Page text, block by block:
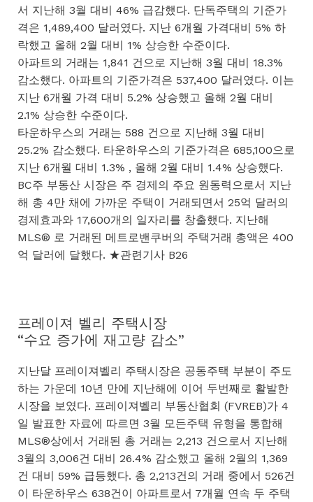
서 지난해 3월 대비 46% 급감했다. 단독주택의 기준가
격은 1,489,400 달러였다. 지난 6개월 가격대비 5% 하
락했고 올해 2월 대비 1% 상승한 수준이다.
아파트의 거래는 1,841 건으로 지난해 3월 대비 18.3%
감소했다. 아파트의 기준가격은 537,400 달러였다. 이는
지난 6개월 가격 대비 5.2% 상승했고 올해 2월 대비
2.1% 상승한 수준이다.
타운하우스의 거래는 588 건으로 지난해 3월 대비
25.2% 감소했다. 타운하우스의 기준가격은 685,100으로
지난 6개월 대비 1.3% , 올해 2월 대비 1.4% 상승했다.
BC주 부동산 시장은 주 경제의 주요 원동력으로서 지난
해 총 4만 채에 가까운 주택이 거래되면서 25억 달러의
경제효과와 17,600개의 일자리를 창출했다. 지난해
MLS® 로 거래된 메트로밴쿠버의 주택거래 총액은 400
억 달러에 달했다. ★관련기사 B26
프레이져 벨리 주택시장
“수요 증가에 재고량 감소”
지난달 프레이져벨리 주택시장은 공동주택 부분이 주도
하는 가운데 10년 만에 지난해에 이어 두번째로 활발한
시장을 보였다. 프레이져벨리 부동산협회 (FVREB)가 4
일 발표한 자료에 따르면 3월 모든주택 유형을 통합해
MLS®상에서 거래된 총 거래는 2,213 건으로서 지난해
3월의 3,006건 대비 26.4% 감소했고 올해 2월의 1,369
건 대비 59% 급등했다. 총 2,213건의 거래 중에서 526건
이 타운하우스 638건이 아파트로서 7개월 연속 두 주택